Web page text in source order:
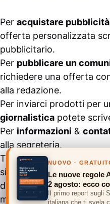
Per acquistare pubblicità
offerta personalizzata
pubblicitario.
Per pubblicare un
richiedere una offerta
alla redazione.
Per inviarci prodotti per
giornalistica potete
Per informazioni &
allasegreteria.
Tutti i contenuti pubblicati
sito #ASSODIGITALE.
duplicabili e/o
ma possono essere
NUOVO ·
Le nuove regole
2 agosto: ecco
Il primo report sugli
italiana che ti svela